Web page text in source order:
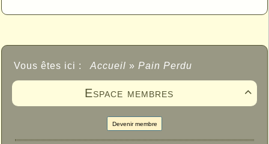
Vous êtes ici : Accueil » Pain Perdu

Espace membres
Devenir membre